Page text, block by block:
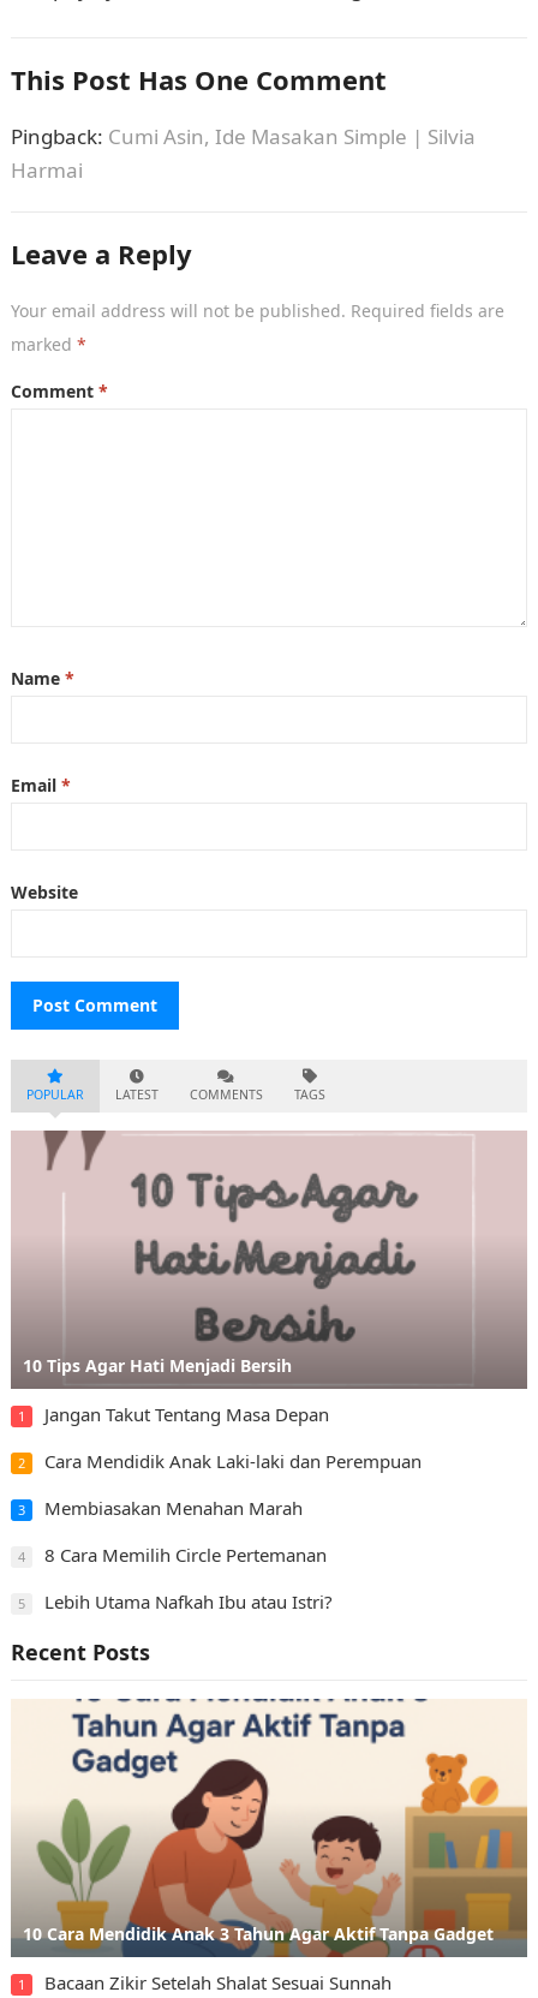
This Post Has One Comment
Pingback: Cumi Asin, Ide Masakan Simple | Silvia
Harmai
Leave a Reply
Your email address will not be published. Required fields are
marked *
Comment *
Name *
Email *
Website
POPULAR LATEST COMMENTS TAGS
10 Tips Agar Hati Menjadi Bersih
1 Jangan Takut Tentang Masa Depan
2 Cara Mendidik Anak Laki-laki dan Perempuan
3 Membiasakan Menahan Marah
4 8 Cara Memilih Circle Pertemanan
5 Lebih Utama Nafkah Ibu atau Istri?
Recent Posts
10 Cara Mendidik Anak 3 Tahun Agar Aktif Tanpa Gadget
1 Bacaan Zikir Setelah Shalat Sesuai Sunnah